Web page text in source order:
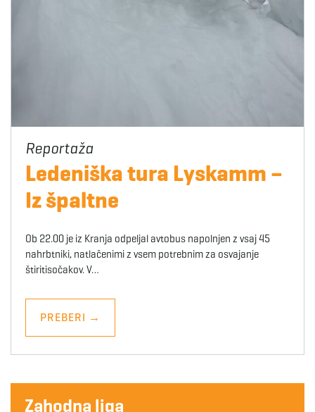
Ledeniška tura Lyskamm –
Iz špaltne
Ob 22.00 je iz Kranja odpeljal avtobus napolnjen z vsaj 45
nahrbtniki, natlačenimi z vsem potrebnim za osvajanje
štiritisočakov. V…
PREBERI →
Zahodna liga